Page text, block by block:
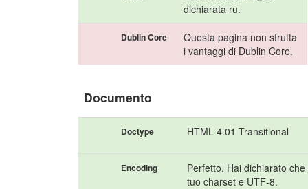
dichiarata ru.
Dublin Core
Questa pagina non sfrutta
i vantaggi di Dublin Core.
Documento
Doctype HTML 4.01 Transitional
Encoding
Perfetto. Hai dichiarato che
tuo charset e UTF-8.